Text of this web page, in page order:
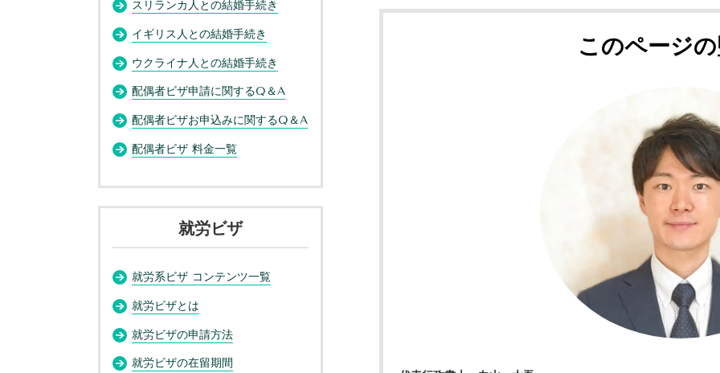
このページ
スリランカ人との結婚手続き
イギリス人との結婚手続き
ウクライナ人との結婚手続き
配偶者ビザ申請に関するQ＆A
配偶者ビザお申込みに関するQ＆A
配偶者ビザ 料金一覧
就労ビザ
就労系ビザ コンテンツ一覧
就労ビザとは
就労ビザの申請方法
就労ビザの在留期間